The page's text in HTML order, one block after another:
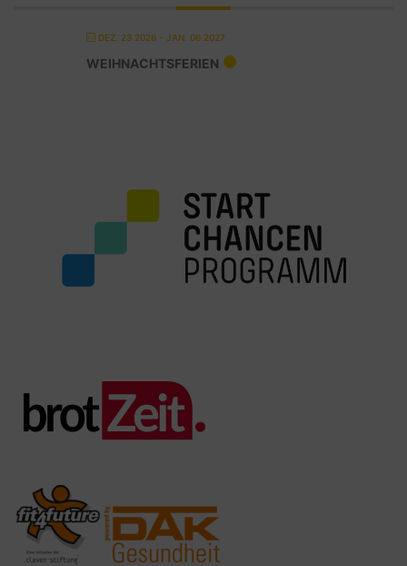
DEZ. 23 2026 - JAN. 06 2027
WEIHNACHTSFERIEN